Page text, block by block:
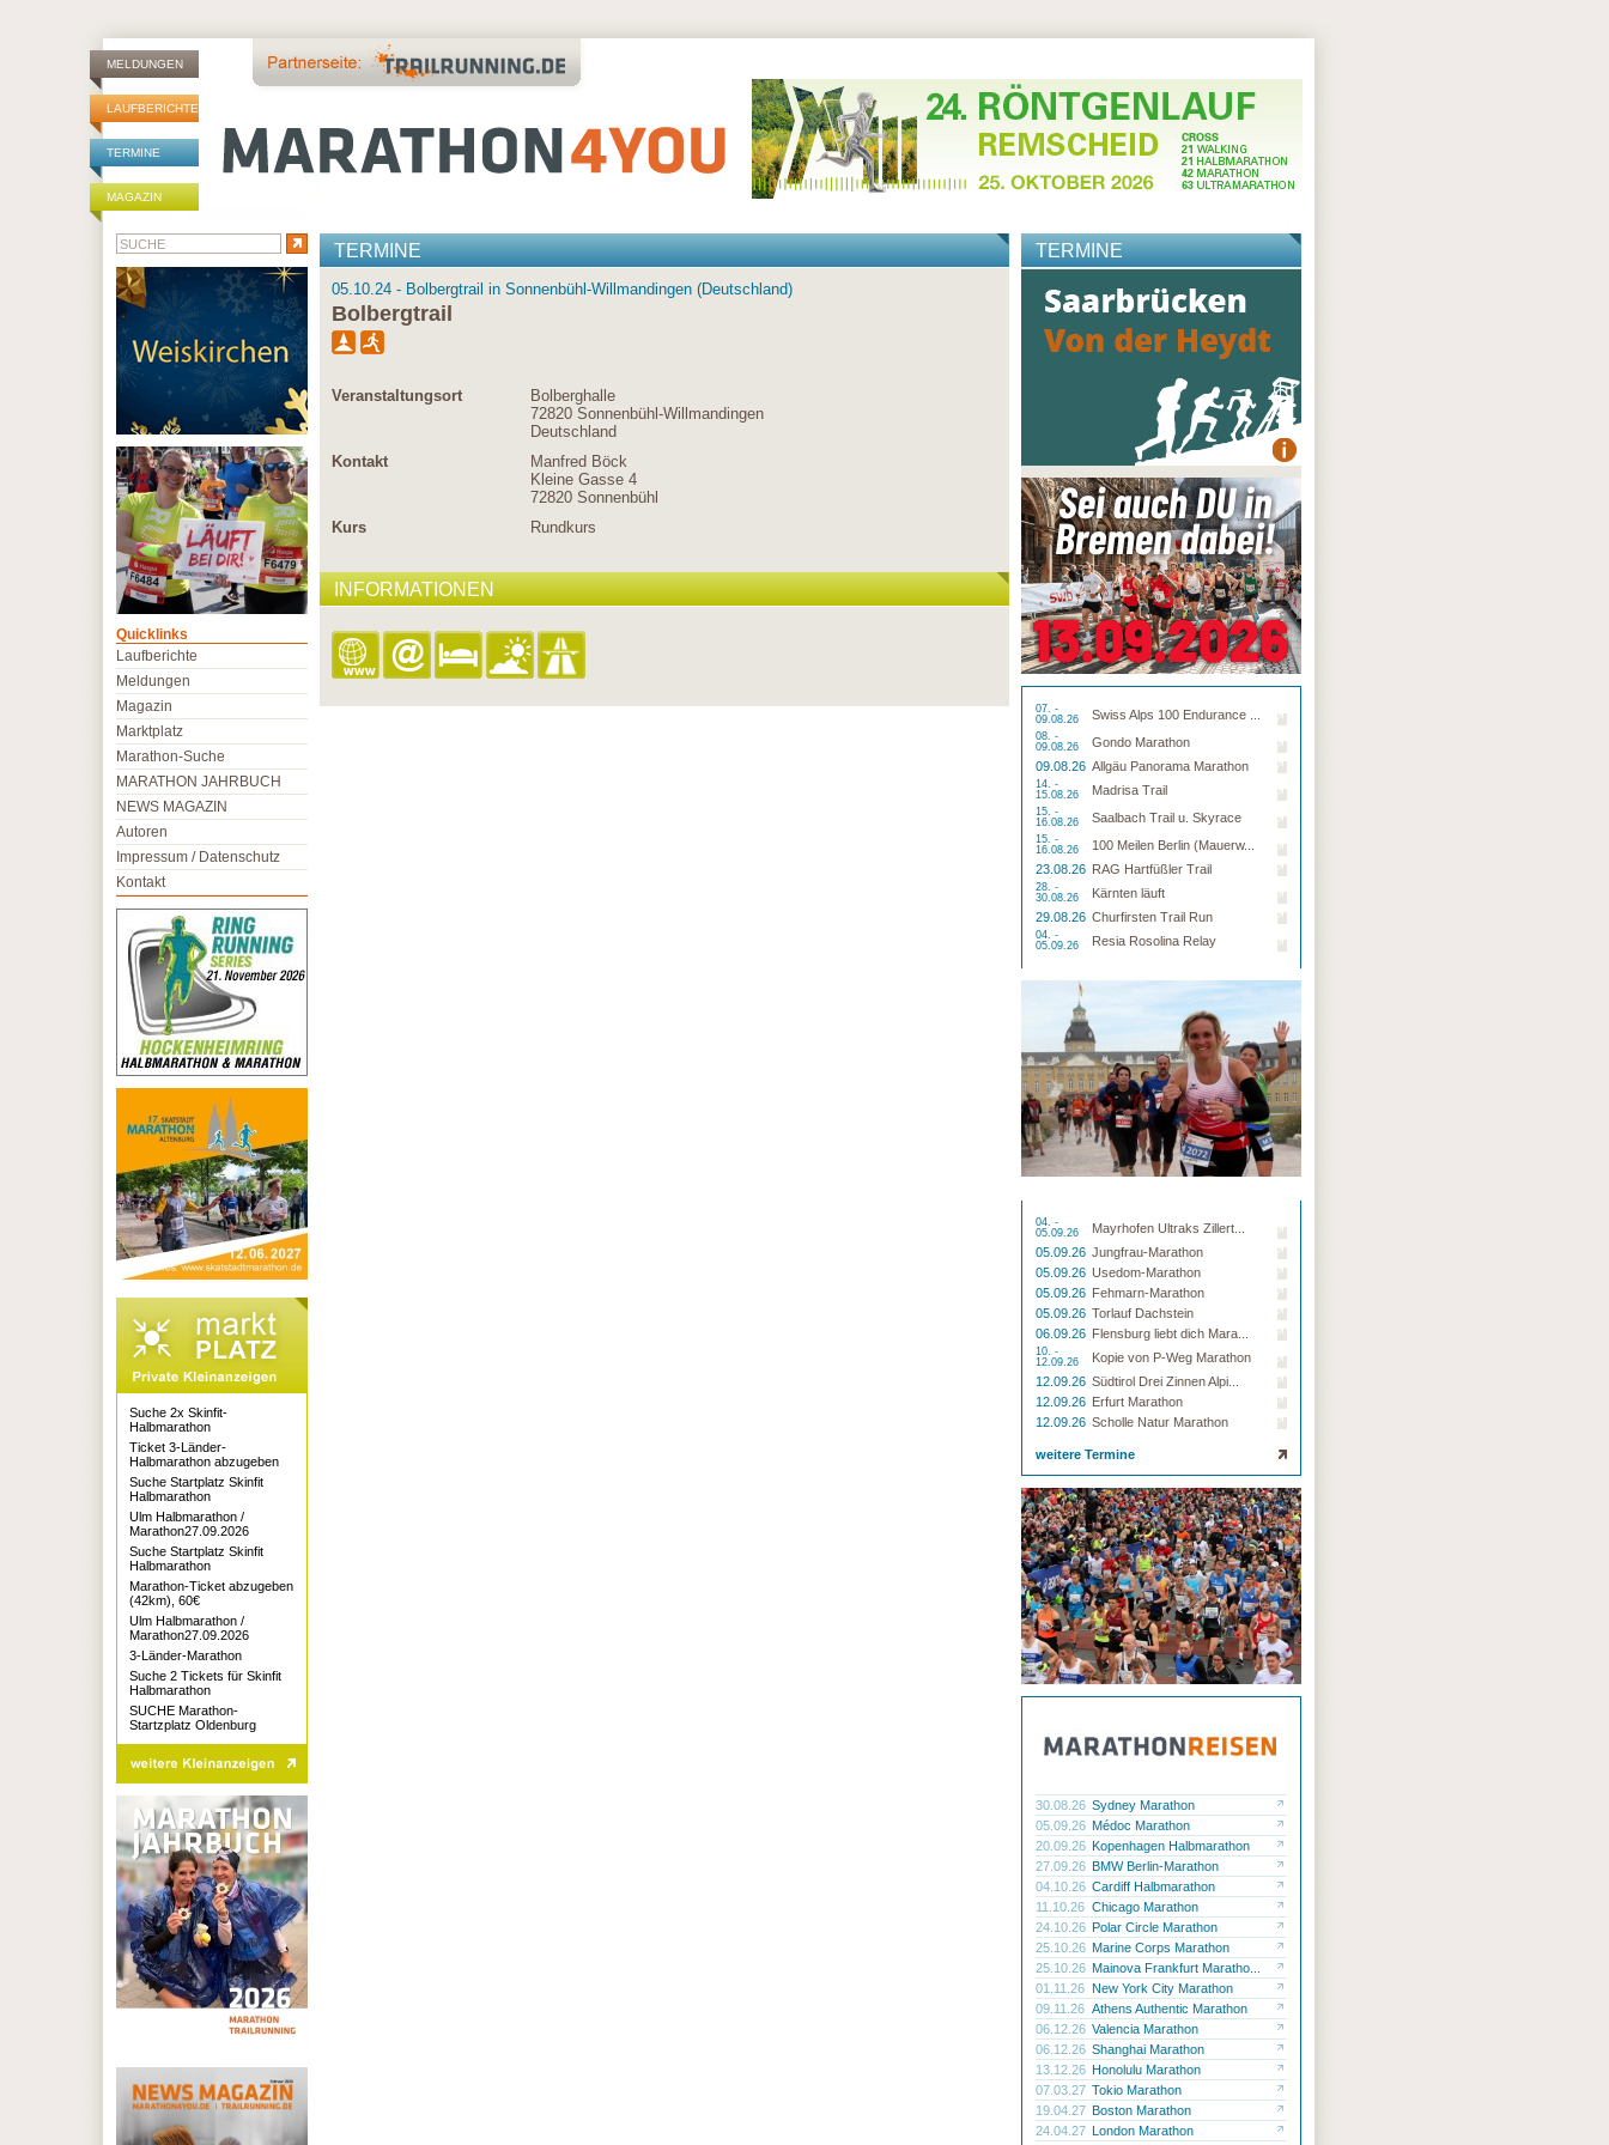
MELDUNGEN
LAUFBERICHTE
TERMINE
MAGAZIN
TERMINE
05.10.24 - Bolbergtrail in Sonnenbühl-Willmandingen (Deutschland)
Bolbergtrail
Veranstaltungsort
Bolberghalle
72820 Sonnenbühl-Willmandingen
Deutschland
Kontakt
Manfred Böck
Kleine Gasse 4
72820 Sonnenbühl
Kurs
Rundkurs
INFORMATIONEN
TERMINE
07. -
09.08.26
Swiss Alps 100 Endurance ...
08. -
09.08.26
Gondo Marathon
09.08.26 Allgäu Panorama Marathon
14. -
15.08.26
Madrisa Trail
15. -
16.08.26
Saalbach Trail u. Skyrace
15. -
16.08.26
100 Meilen Berlin (Mauerw...
23.08.26 RAG Hartfüßler Trail
28. -
30.08.26
Kärnten läuft
29.08.26 Churfirsten Trail Run
04. -
05.09.26
Resia Rosolina Relay
04. -
05.09.26
Mayrhofen Ultraks Zillert...
05.09.26 Jungfrau-Marathon
05.09.26 Usedom-Marathon
05.09.26 Fehmarn-Marathon
05.09.26 Torlauf Dachstein
06.09.26 Flensburg liebt dich Mara...
10. -
12.09.26
Kopie von P-Weg Marathon
12.09.26 Südtirol Drei Zinnen Alpi...
12.09.26 Erfurt Marathon
12.09.26 Scholle Natur Marathon
weitere Termine
30.08.26 Sydney Marathon
05.09.26 Médoc Marathon
20.09.26 Kopenhagen Halbmarathon
27.09.26 BMW Berlin-Marathon
04.10.26 Cardiff Halbmarathon
11.10.26 Chicago Marathon
24.10.26 Polar Circle Marathon
25.10.26 Marine Corps Marathon
25.10.26 Mainova Frankfurt Maratho...
01.11.26 New York City Marathon
09.11.26 Athens Authentic Marathon
06.12.26 Valencia Marathon
06.12.26 Shanghai Marathon
13.12.26 Honolulu Marathon
07.03.27 Tokio Marathon
19.04.27 Boston Marathon
24.04.27 London Marathon
Quicklinks
Laufberichte
Meldungen
Magazin
Marktplatz
Marathon-Suche
MARATHON JAHRBUCH
NEWS MAGAZIN
Autoren
Impressum / Datenschutz
Kontakt
Suche 2x Skinfit-
Halbmarathon
Ticket 3-Länder-
Halbmarathon abzugeben
Suche Startplatz Skinfit
Halbmarathon
Ulm Halbmarathon /
Marathon27.09.2026
Suche Startplatz Skinfit
Halbmarathon
Marathon-Ticket abzugeben
(42km), 60€
Ulm Halbmarathon /
Marathon27.09.2026
3-Länder-Marathon
Suche 2 Tickets für Skinfit
Halbmarathon
SUCHE Marathon-
Startzplatz Oldenburg